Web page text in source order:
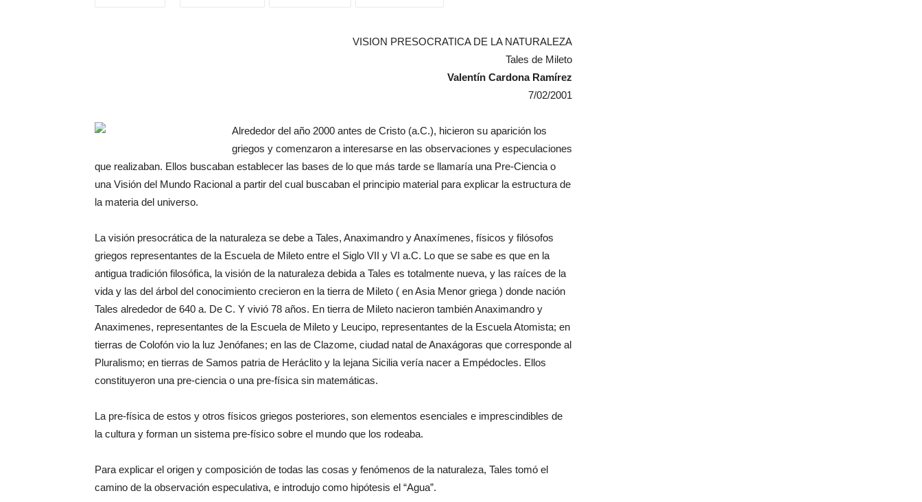
VISION PRESOCRATICA DE LA NATURALEZA
Tales de Mileto
Valentín Cardona Ramírez
7/02/2001
Alrededor del año 2000 antes de Cristo (a.C.), hicieron su aparición los
griegos y comenzaron a interesarse en las observaciones y especulaciones
que realizaban. Ellos buscaban establecer las bases de lo que más tarde se llamaría una Pre-Ciencia o
una Visión del Mundo Racional a partir del cual buscaban el principio material para explicar la estructura de
la materia del universo.
La visión presocrática de la naturaleza se debe a Tales, Anaximandro y Anaxímenes, físicos y filósofos
griegos representantes de la Escuela de Mileto entre el Siglo VII y VI a.C. Lo que se sabe es que en la
antigua tradición filosófica, la visión de la naturaleza debida a Tales es totalmente nueva, y las raíces de la
vida y las del árbol del conocimiento crecieron en la tierra de Mileto ( en Asia Menor griega ) donde nación
Tales alrededor de 640 a. De C. Y vivió 78 años. En tierra de Mileto nacieron también Anaximandro y
Anaximenes, representantes de la Escuela de Mileto y Leucipo, representantes de la Escuela Atomista; en
tierras de Colofón vio la luz Jenófanes; en las de Clazome, ciudad natal de Anaxágoras que corresponde al
Pluralismo; en tierras de Samos patria de Heráclito y la lejana Sicilia vería nacer a Empédocles. Ellos
constituyeron una pre-ciencia o una pre-física sin matemáticas.
La pre-física de estos y otros físicos griegos posteriores, son elementos esenciales e imprescindibles de
la cultura y forman un sistema pre-físico sobre el mundo que los rodeaba.
Para explicar el origen y composición de todas las cosas y fenómenos de la naturaleza, Tales tomó el
camino de la observación especulativa, e introdujo como hipótesis el “Agua”.